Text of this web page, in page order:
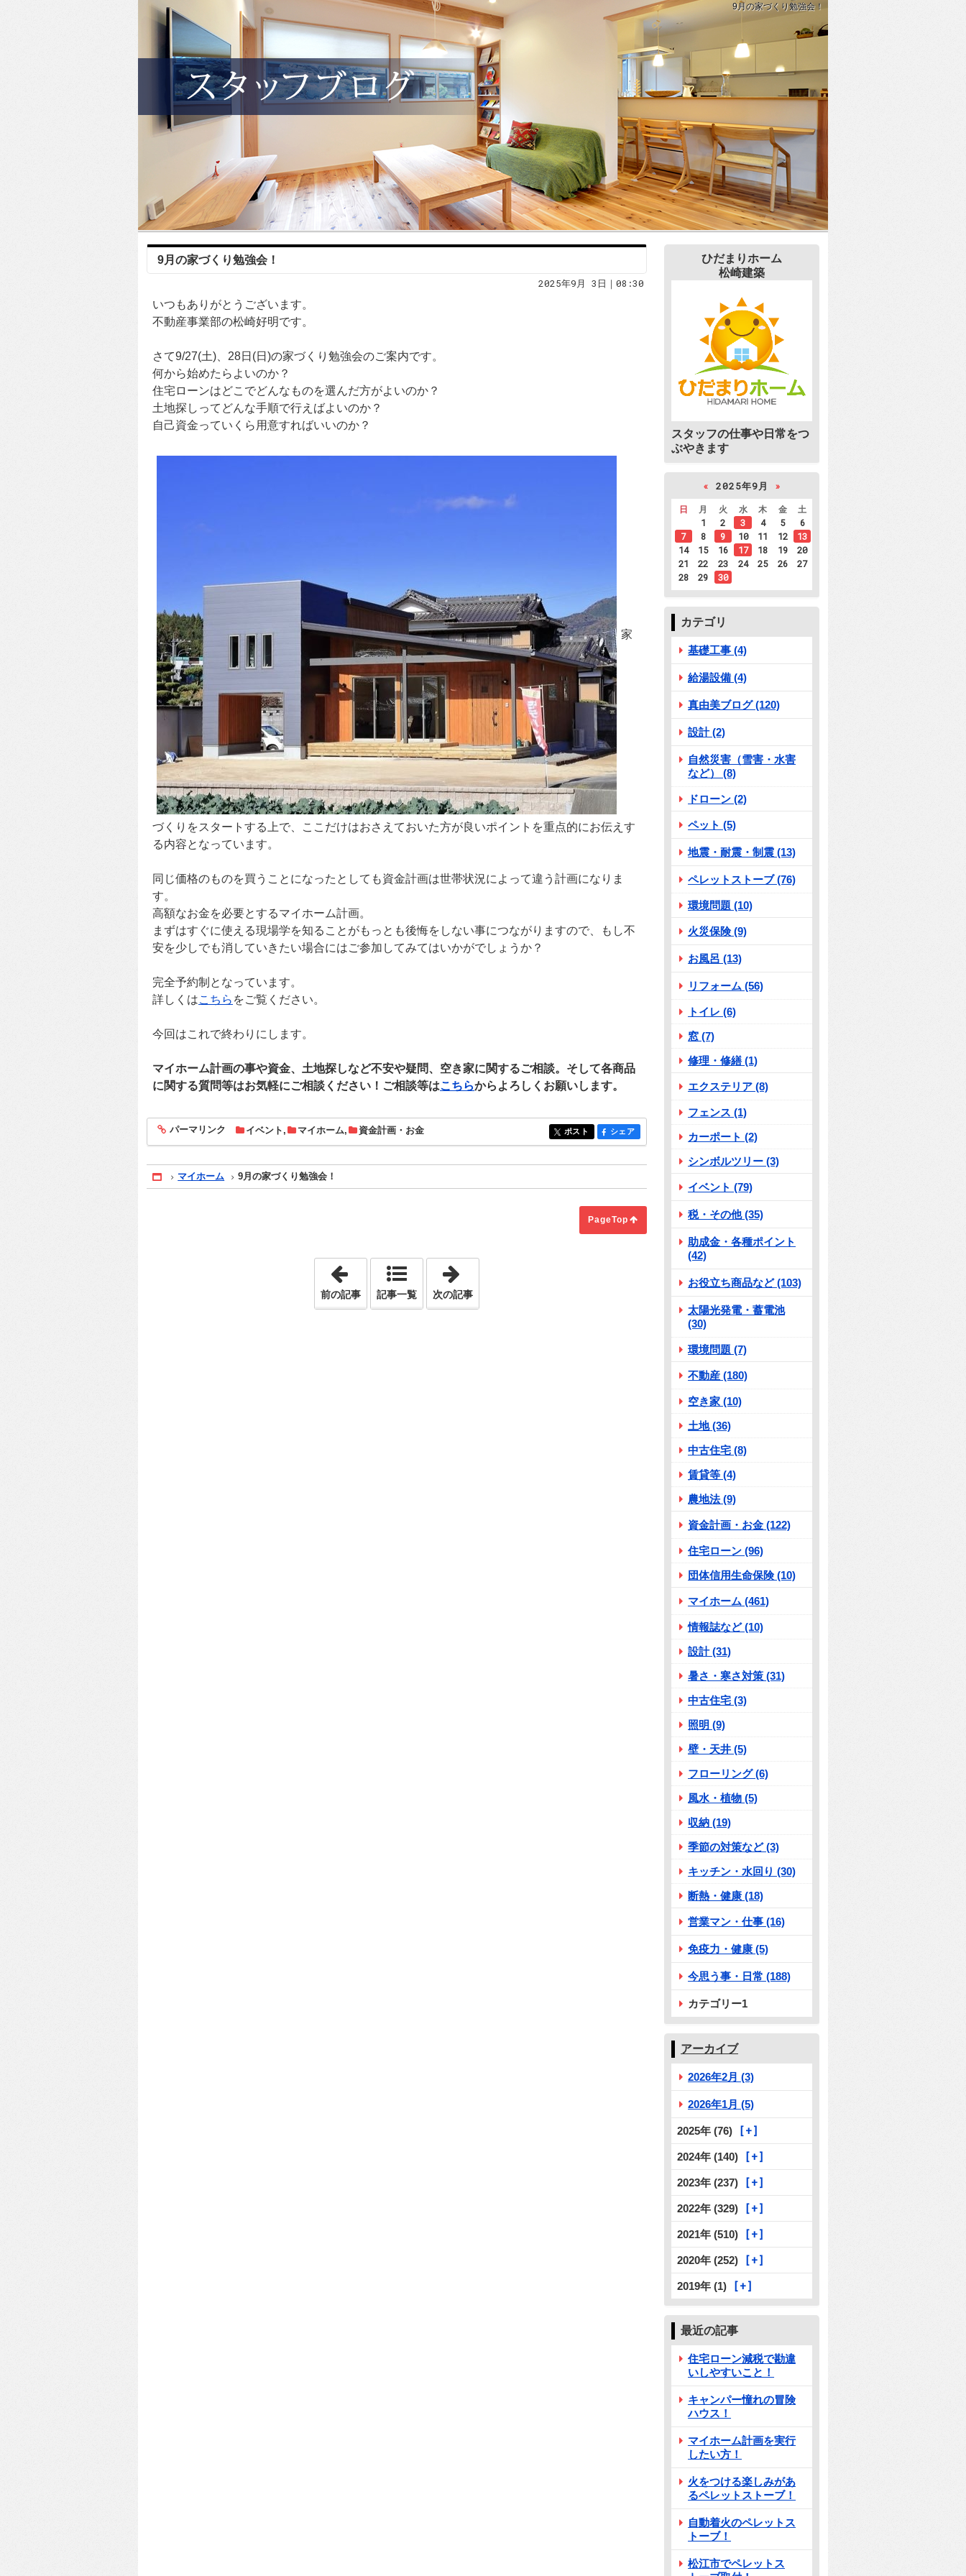
9月の家づくり勉強会！
9月の家づくり勉強会！
2025年9月 3日｜08:30
いつもありがとうございます。
不動産事業部の松崎好明です。
さて9/27(土)、28日(日)の家づくり勉強会のご案内です。
何から始めたらよいのか？
住宅ローンはどこでどんなものを選んだ方がよいのか？
土地探しってどんな手順で行えばよいのか？
自己資金っていくら用意すればいいのか？
家
づくりをスタートする上で、ここだけはおさえておいた方が良いポイントを重点的にお伝えす
る内容となっています。
同じ価格のものを買うことになったとしても資金計画は世帯状況によって違う計画になりま
す。
高額なお金を必要とするマイホーム計画。
まずはすぐに使える現場学を知ることがもっとも後悔をしない事につながりますので、もし不
安を少しでも消していきたい場合にはご参加してみてはいかがでしょうか？
完全予約制となっています。
詳しくはこちら をご覧ください。
今回はこれで終わりにします。
マイホーム計画の事や資金、土地探しなど不安や疑問、空き家に関するご相談。そして各商品
に関する質問等はお気軽にご相談ください！ご相談等はこちらからよろしくお願いします。
entry1902
パーマリンク イベント , マイホーム, 資金計画・お金 entry1902
ポスト entry1902
シェア
Home
マイホーム 9月の家づくり勉強会！
PageTop
「住宅ローン金利選択！」
前の記事 記事一覧 次の記事
ひだまりホーム
松崎建築
スタッフの仕事や日常をつ
ぶやきます
« 2025年9月
»
日
月 火 水 木 金
土
1
2 3 4 5
6
7
8 9 10 11 12
13
14
15 16 17 18 19
20
21
22 23 24 25 26
27
28
29 30
カテゴリ
基礎工事 (4)
給湯設備 (4)
真由美ブログ (120)
設計 (2)
自然災害（雪害・水害
など） (8)
ドローン (2)
ペット (5)
地震・耐震・制震 (13)
ペレットストーブ (76)
環境問題 (10)
火災保険 (9)
お風呂 (13)
リフォーム (56)
トイレ (6)
窓 (7)
修理・修繕 (1)
エクステリア (8)
フェンス (1)
カーポート (2)
シンボルツリー (3)
イベント (79)
税・その他 (35)
助成金・各種ポイント
(42)
お役立ち商品など (103)
太陽光発電・蓄電池
(30)
環境問題 (7)
不動産 (180)
空き家 (10)
土地 (36)
中古住宅 (8)
賃貸等 (4)
農地法 (9)
資金計画・お金 (122)
住宅ローン (96)
団体信用生命保険 (10)
マイホーム (461)
情報誌など (10)
設計 (31)
暑さ・寒さ対策 (31)
中古住宅 (3)
照明 (9)
壁・天井 (5)
フローリング (6)
風水・植物 (5)
収納 (19)
季節の対策など (3)
キッチン・水回り (30)
断熱・健康 (18)
営業マン・仕事 (16)
免疫力・健康 (5)
今思う事・日常 (188)
カテゴリー1
アーカイブ
2026年2月 (3)
2026年1月 (5)
2025年 (76)
2024年 (140)
2023年 (237)
2022年 (329)
2021年 (510)
2020年 (252)
2019年 (1)
最近の記事
住宅ローン減税で勘違
いしやすいこと！
キャンパー憧れの冒険
ハウス！
マイホーム計画を実行
したい方！
火をつける楽しみがあ
るペレットストーブ！
自動着火のペレットス
トーブ！
松江市でペレットス